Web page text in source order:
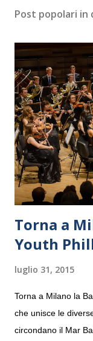
Post popolari in
Torna a
Youth
luglio 31, 2015
Torna a Milano la
che unisce le
circondano il Mar